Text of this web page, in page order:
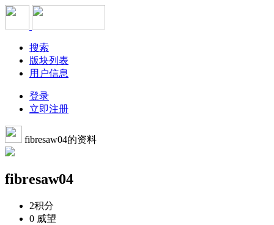
搜索
版块列表
用户信息
登录
立即注册
fibresaw04的资料
fibresaw04
2积分
0 威望